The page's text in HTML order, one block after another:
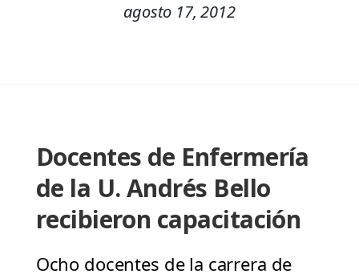
agosto 17, 2012
Docentes de Enfermería
de la U. Andrés Bello
recibieron capacitación
Ocho docentes de la carrera de